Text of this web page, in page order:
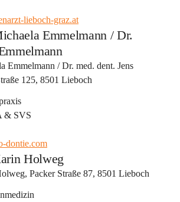
lieboch-graz.at
Emmelmann / Dr.
Emmelmann / Dr. med. dent. Jens
125, 8501 Lieboch
& SVS
dontie.com
Holweg
Packer Straße 87, 8501 Lieboch